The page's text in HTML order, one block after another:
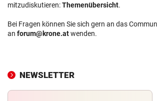
mitzudiskutieren:Themenübersicht.
Bei Fragen können Sie sich gern an das
an forum@krone.atwenden.
NEWSLETTER